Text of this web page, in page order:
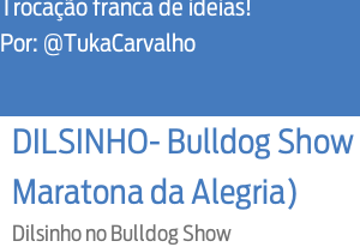
Trocação franca de ideias!
Por: @TukaCarvalho
DILSINHO- Bulldog
Maratona da Alegria)
Dilsinho no Bulldog Show